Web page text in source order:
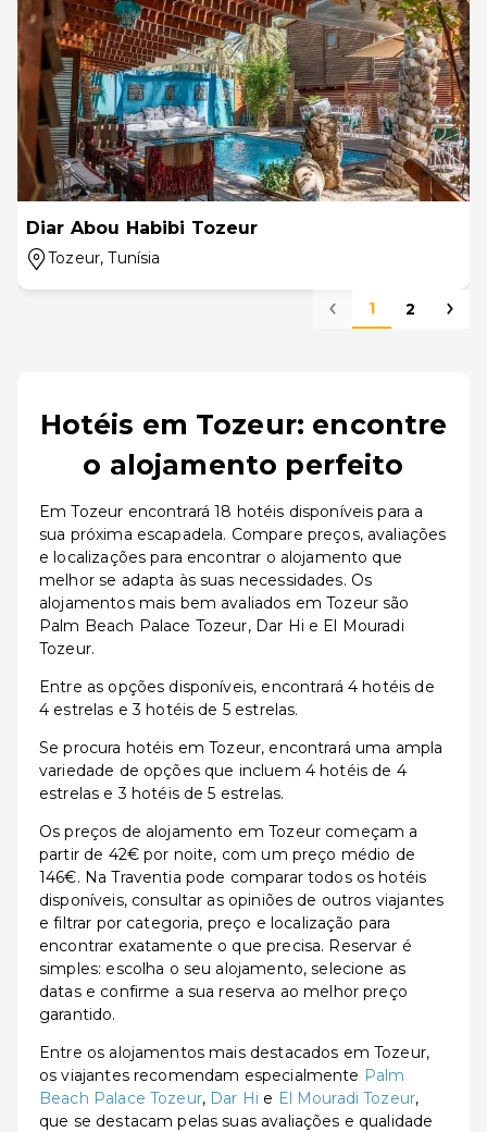
Diar Abou Habibi Tozeur
Tozeur, Tunísia
1 2
Hotéis em Tozeur: encontre
o alojamento perfeito
Em Tozeur encontrará 18 hotéis disponíveis para a
sua próxima escapadela. Compare preços, avaliações
e localizações para encontrar o alojamento que
melhor se adapta às suas necessidades. Os
alojamentos mais bem avaliados em Tozeur são
Palm Beach Palace Tozeur, Dar Hi e El Mouradi
Tozeur.
Entre as opções disponíveis, encontrará 4 hotéis de
4 estrelas e 3 hotéis de 5 estrelas.
Se procura hotéis em Tozeur, encontrará uma ampla
variedade de opções que incluem 4 hotéis de 4
estrelas e 3 hotéis de 5 estrelas.
Os preços de alojamento em Tozeur começam a
partir de 42€ por noite, com um preço médio de
146€. Na Traventia pode comparar todos os hotéis
disponíveis, consultar as opiniões de outros viajantes
e filtrar por categoria, preço e localização para
encontrar exatamente o que precisa. Reservar é
simples: escolha o seu alojamento, selecione as
datas e confirme a sua reserva ao melhor preço
garantido.
Entre os alojamentos mais destacados em Tozeur,
os viajantes recomendam especialmente Palm
Beach Palace Tozeur, Dar Hi e El Mouradi Tozeur,
que se destacam pelas suas avaliações e qualidade